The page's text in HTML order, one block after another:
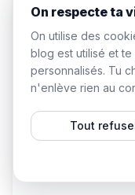
Concrètement,
Qui est votre
Ce que vous
Votre avantage
Votre appel à
En un clic,
d’invitation ou
utilisé. Vous
On respecte ta
On utilise des
blog est utilisé et
personnalisés. Tu
n'enlève rien au
Tout